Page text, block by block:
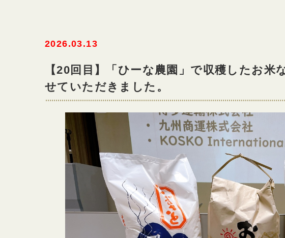
2026.03.13
【20回目】「ひーな農園」で収穫したお米
せていただきました。